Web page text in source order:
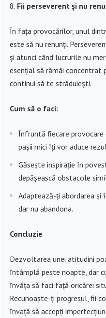
Fii perseverent și nu
În fața provocărilor, unul
este să nu renunți.
și atunci când lucrurile nu
esențial să rămâi concentrat
continui să te străduiești.
Cum să o faci:
Înfruntă fiecare provocare
pașii mici îți vor aduce
Găsește inspirație în
depășească obstacole
Adaptează-ți abordarea și
dar nu abandona.
Concluzie
Dezvoltarea unei atitudini
întâmplă peste noapte, dar
învăța să faci față oricărei
Recunoaște-ți progresul, fii
învață să accepți